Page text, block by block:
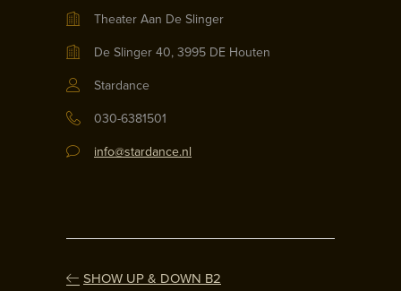
Theater Aan De Slinger
De Slinger 40, 3995 DE Houten
Stardance
030-6381501
info@stardance.nl
SHOW UP & DOWN B2